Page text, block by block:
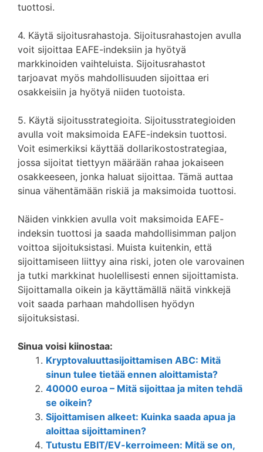
tuottosi.
4. Käytä sijoitusrahastoja. Sijoitusrahastojen avulla
voit sijoittaa EAFE-indeksiin ja hyötyä
markkinoiden vaihteluista. Sijoitusrahastot
tarjoavat myös mahdollisuuden sijoittaa eri
osakkeisiin ja hyötyä niiden tuotoista.
5. Käytä sijoitusstrategioita. Sijoitusstrategioiden
avulla voit maksimoida EAFE-indeksin tuottosi.
Voit esimerkiksi käyttää dollarikostostrategiaa,
jossa sijoitat tiettyyn määrään rahaa jokaiseen
osakkeeseen, jonka haluat sijoittaa. Tämä auttaa
sinua vähentämään riskiä ja maksimoida tuottosi.
Näiden vinkkien avulla voit maksimoida EAFE-
indeksin tuottosi ja saada mahdollisimman paljon
voittoa sijoituksistasi. Muista kuitenkin, että
sijoittamiseen liittyy aina riski, joten ole varovainen
ja tutki markkinat huolellisesti ennen sijoittamista.
Sijoittamalla oikein ja käyttämällä näitä vinkkejä
voit saada parhaan mahdollisen hyödyn
sijoituksistasi.
Sinua voisi kiinostaa:
Kryptovaluuttasijoittamisen ABC: Mitä
sinun tulee tietää ennen aloittamista?
40000 euroa – Mitä sijoittaa ja miten tehdä
se oikein?
Sijoittamisen alkeet: Kuinka saada apua ja
aloittaa sijoittaminen?
Tutustu EBIT/EV-kerroimeen: Mitä se on,